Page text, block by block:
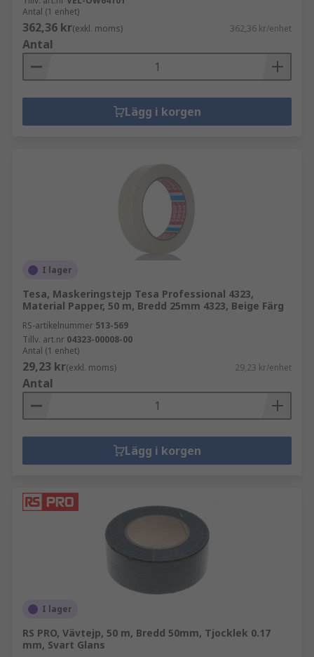
Antal (1 enhet)
362,36 kr(exkl. moms) 362,36 kr/enhet
Antal
Lägg i korgen
I lager
Tesa, Maskeringstejp Tesa Professional 4323,
Material Papper, 50 m, Bredd 25mm 4323, Beige Färg
RS-artikelnummer 513-569
Tillv. art.nr 04323-00008-00
Antal (1 enhet)
29,23 kr(exkl. moms) 29,23 kr/enhet
Antal
Lägg i korgen
I lager
RS PRO, Vävtejp, 50 m, Bredd 50mm, Tjocklek 0.17
mm, Svart Glans